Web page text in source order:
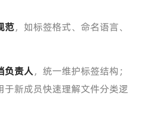
范，如标签格式、命名语言、
负责人，统一维护标签结构；
于新成员快速理解文件分类逻